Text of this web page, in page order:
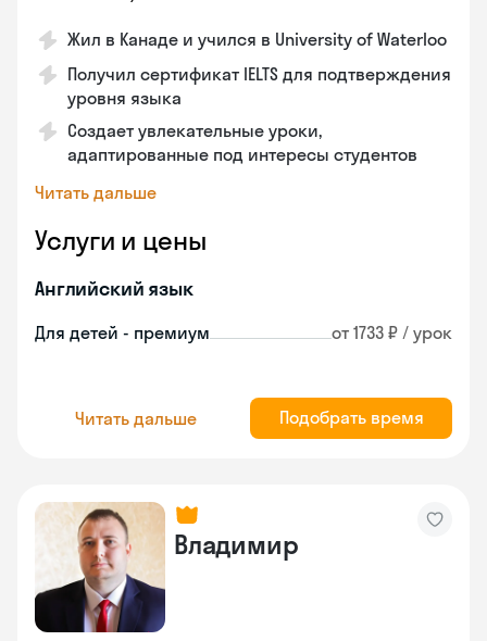
Жил в Канаде и учился в University of Waterloo
Получил сертификат IELTS для подтверждения
уровня языка
Создает увлекательные уроки,
адаптированные под интересы студентов
Читать дальше
Услуги и цены
Английский язык
Для детей - премиум от 1733 ₽ / урок
Читать дальше Подобрать время
Владимир